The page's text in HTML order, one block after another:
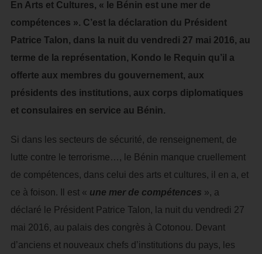
En Arts et Cultures, « le Bénin est une mer de
compétences ». C’est la déclaration du Président
Patrice Talon, dans la nuit du vendredi 27 mai 2016, au
terme de la représentation, Kondo le Requin qu’il a
offerte aux membres du gouvernement, aux
présidents des institutions, aux corps diplomatiques
et consulaires en service au Bénin.
Si dans les secteurs de sécurité, de renseignement, de
lutte contre le terrorisme…, le Bénin manque cruellement
de compétences, dans celui des arts et cultures, il en a, et
ce à foison. Il est « une mer de compétences », a
déclaré le Président Patrice Talon, la nuit du vendredi 27
mai 2016, au palais des congrès à Cotonou. Devant
d’anciens et nouveaux chefs d’institutions du pays, les